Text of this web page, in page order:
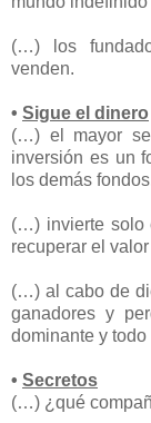
(…) los
venden.
• Sigue el dinero
(…) el mayor
inversión es un
los demás
(…) invierte solo
recuperar el
(…) al cabo de
ganadores y
dominante y todo
• Secretos
(…) ¿qué